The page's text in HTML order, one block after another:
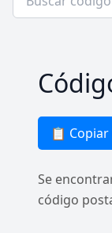
📋
Se
código